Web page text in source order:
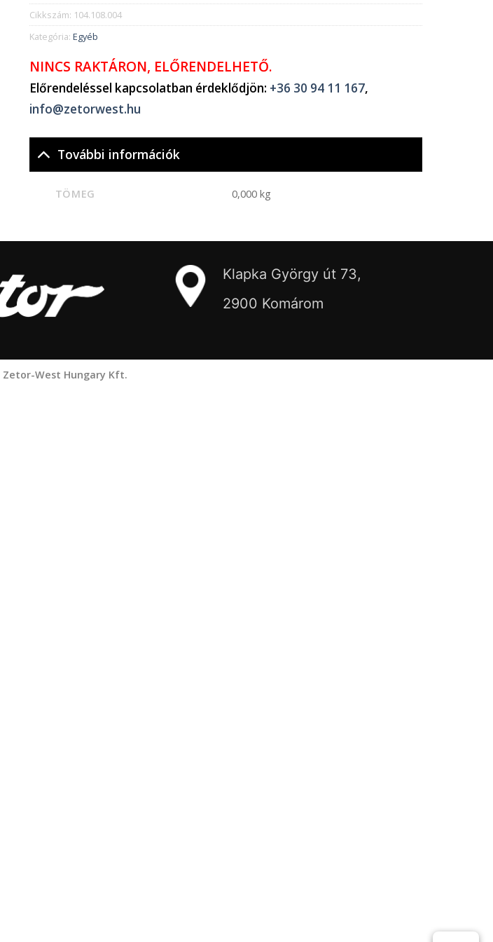
Cikkszám: 104.108.004
Kategória: Egyéb
NINCS RAKTÁRON, ELŐRENDELHETŐ.
Előrendeléssel kapcsolatban érdeklődjön: +36 30 94 11 167,
info@zetorwest.hu
További információk
TÖMEG 0,000 kg
Klapka György út 73,
2900 Komárom
Zetor-West Hungary Kft.